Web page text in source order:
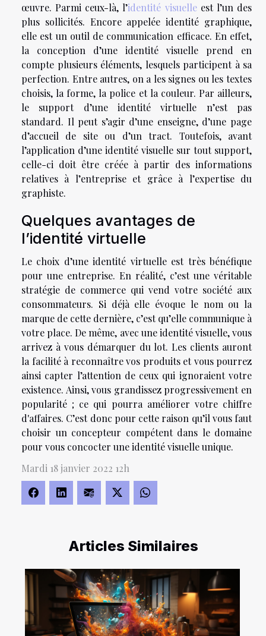
Articles Similaires
œuvre. Parmi ceux-là, l’identité visuelleest l’un des
plus sollicités. Encore appelée identité graphique,
elle est un outil de communication efficace. En effet,
la conception d’une identité visuelle prend en
compte plusieurs éléments, lesquels participent à sa
perfection. Entre autres, on a les signes ou les textes
choisis, la forme, la police et la couleur. Par ailleurs,
le support d’une identité virtuelle n’est pas
standard. Il peut s’agir d’une enseigne, d’une page
d’accueil de site ou d’un tract. Toutefois, avant
l’application d’une identité visuelle sur tout support,
celle-ci doit être créée à partir des informations
relatives à l’entreprise et grâce à l’expertise du
graphiste.
Quelques avantages de
l’identité virtuelle
Le choix d’une identité virtuelle est très bénéfique
pour une entreprise. En réalité, c’est une véritable
stratégie de commerce qui vend votre société aux
consommateurs. Si déjà elle évoque le nom ou la
marque de cette dernière, c’est qu’elle communique à
votre place. De même, avec une identité visuelle, vous
arrivez à vous démarquer du lot. Les clients auront
la facilité à reconnaître vos produits et vous pourrez
ainsi capter l’attention de ceux qui ignoraient votre
existence. Ainsi, vous grandissez progressivement en
popularité ; ce qui pourra améliorer votre chiffre
d'affaires. C’est donc pour cette raison qu’il vous faut
choisir un concepteur compétent dans le domaine
pour vous concocter une identité visuelle unique.
Mardi 18 janvier 2022 12h